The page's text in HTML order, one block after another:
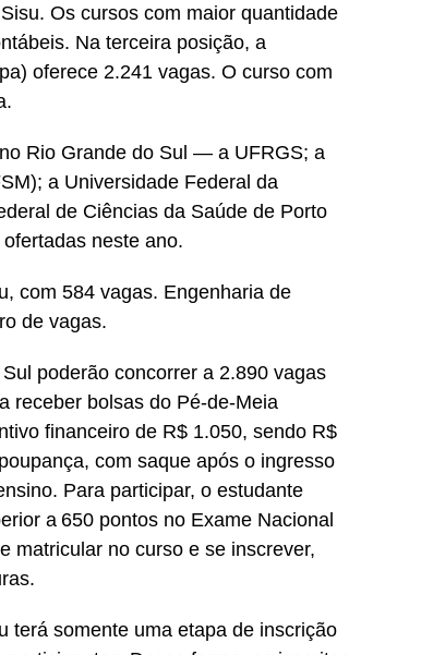
Os cursos com maior quantidade
Na terceira posição, a
oferece 2.241 vagas. O curso com
Rio Grande do Sul — a UFRGS; a
a Universidade Federal da
de Ciências da Saúde de Porto
neste ano.
com 584 vagas. Engenharia de
de vagas.
poderão concorrer a 2.890 vagas
receber bolsas do Pé-de-Meia
financeiro de R$ 1.050, sendo R$
com saque após o ingresso
Para participar, o estudante
a 650 pontos no Exame Nacional
matricular no curso e se inscrever,
terá somente uma etapa de inscrição